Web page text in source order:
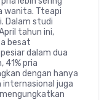
wanita. Tteapi
Dalam studi
tahun ini,
besat
dalam dua
41% pria
dengan hanya
internasional juga